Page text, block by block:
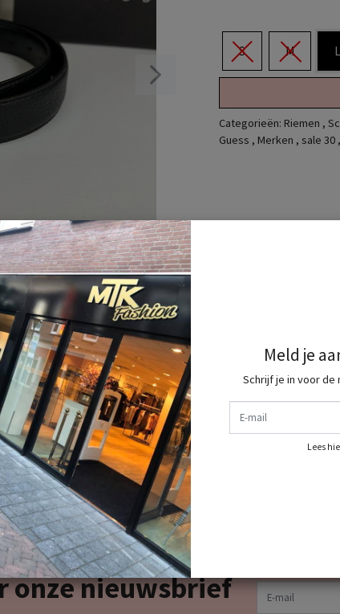
S M L
Categorieën: Riemen ,
Guess , Merken , sale 30 ,
onze nieuwsbrief E-mail
Meld je
Schrijf je in voor de
E-mail
Lees